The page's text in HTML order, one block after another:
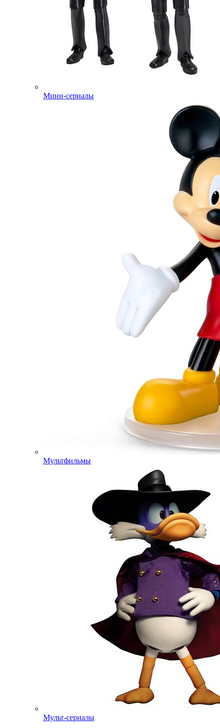
Мини-сериалы
Мультфильмы
Мульт-сериалы